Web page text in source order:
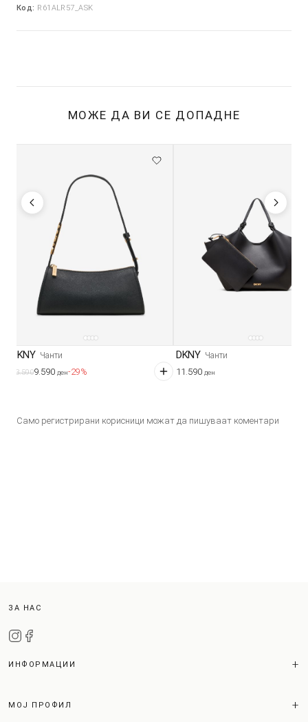
Код: R61ALR57_ASK
МОЖЕ ДА ВИ СЕ ДОПАДНЕ
DKNY Чанти
13.5909.590 ден-29%
DKNY Чанти
11.590 ден
Само регистрирани корисници можат да пишуваат коментари
ЗА НАС
ИНФОРМАЦИИ
МОЈ ПРОФИЛ